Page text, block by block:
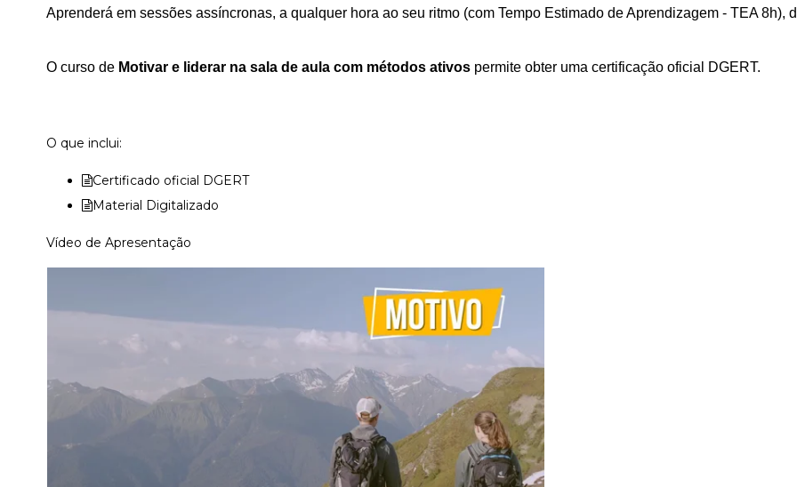
Aprenderá em sessões assíncronas, a qualquer hora ao seu ritmo (com Tempo Estimado de Aprendizagem - TEA 8h),
O curso de Motivar e liderar na sala de aula com métodos ativos permite obter uma certificação oficial DGERT.
O que inclui:
Certificado oficial DGERT
Material Digitalizado
Vídeo de Apresentação